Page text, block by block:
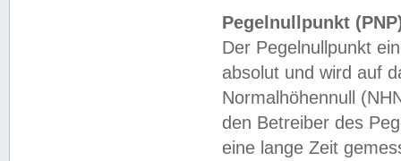
Pegelnullpunkt
Der Pegelnullpunkt
absolut und wird auf
Normalhöhennull
den Betreiber des
eine lange Zeit